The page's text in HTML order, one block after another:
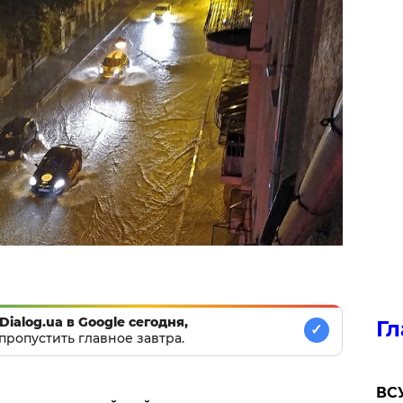
в Google сегодня,
главное завтра.
✓